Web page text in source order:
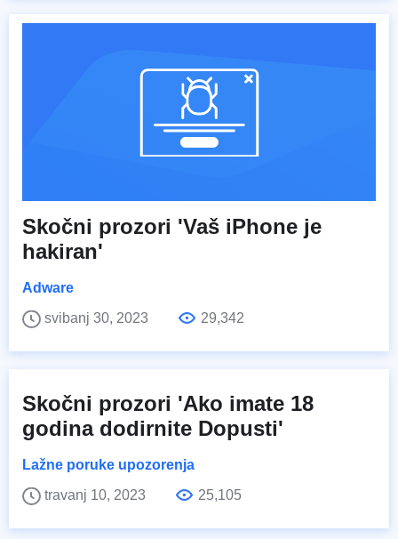
Skočni prozori 'Vaš iPhone je
hakiran'
Adware
svibanj 30, 2023
29,342
Skočni prozori 'Ako imate 18
godina dodirnite Dopusti'
Lažne poruke upozorenja
travanj 10, 2023
25,105